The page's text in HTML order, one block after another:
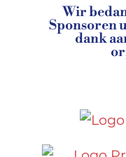
Wir
Sponsoren
dank